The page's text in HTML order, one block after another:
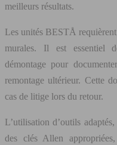
meilleurs résultats.
Les unités BESTÅ
murales. Il est essentiel
démontage pour
remontage ultérieur. Cette
cas de litige lors du retour.
L’utilisation d’outils
des clés Allen